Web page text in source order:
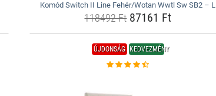
Komód Switch II Line Fehér/Wotan Wwtl Sw SB2 – L
118492 Ft87161 Ft
ÚJDONSÁG KEDVEZMÉNY